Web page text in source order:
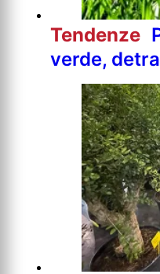
Tendenze
verde,